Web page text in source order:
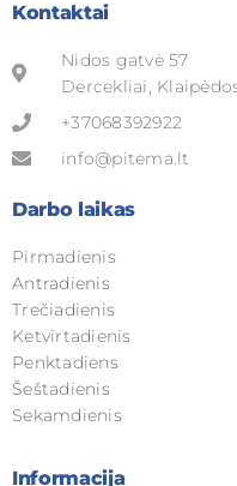
Kontaktai
Nidos gatvė 57
Dercekliai,
+37068392922
info@pitema.lt
Darbo laikas
Pirmadienis
Antradienis
Trečiadienis
Ketvirtadienis
Penktadiens
Šeštadienis
Sekamdienis
Informacija